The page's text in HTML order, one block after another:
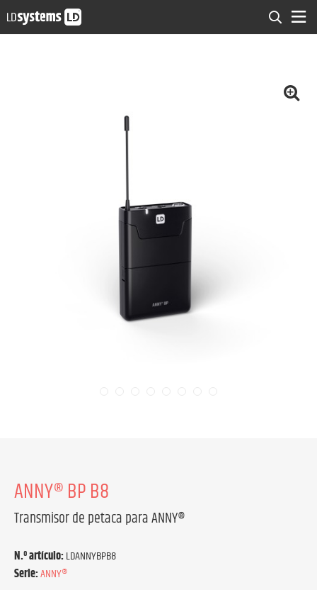
ANNY® BP B8
Transmisor de petaca para ANNY®
N.º artículo:LDANNYBPB8
Serie:ANNY®